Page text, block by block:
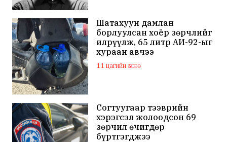
Шатахуун дамлан
борлуулсан хоёр зөрчлийг
илрүүлж, 65 литр АИ-92-ыг
хураан авчээ
11 цагийн өмнө
Согтуугаар тээврийн
хэрэгсэл жолоодсон 69
зөрчил өчигдөр
бүртгэгджээ